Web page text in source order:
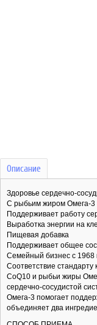
Описание
Здоровье сердечно-
С рыбьим жиром Омега-3
Поддерживает работу
Выработка энергии на
Пищевая добавка
Поддерживает общее
Семейный бизнес с 1968
Соответствие стандарту
CoQ10 и рыбьи жиры
сердечно-сосудистой
Омега-3 помогает
объединяет два